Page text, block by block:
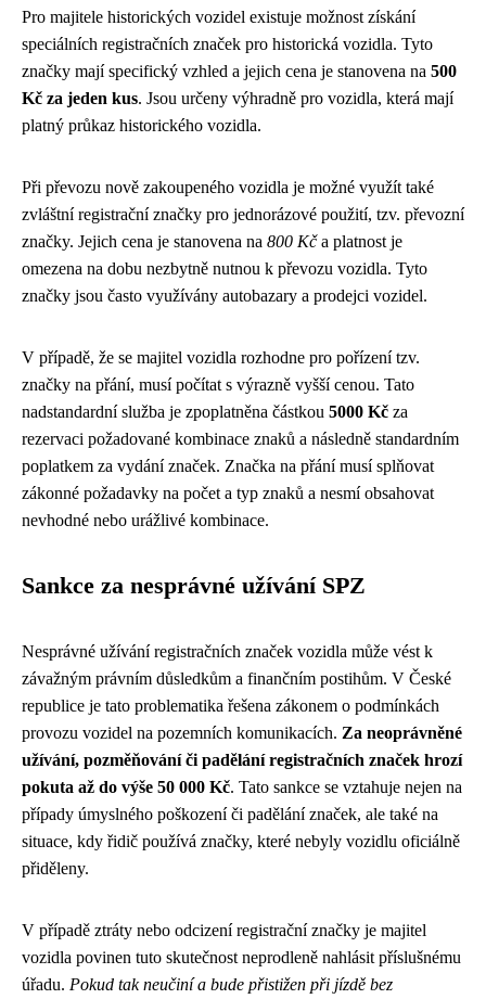
Pro majitele historických vozidel existuje možnost získání
speciálních registračních značek pro historická vozidla. Tyto
značky mají specifický vzhled a jejich cena je stanovena na 500
Kč za jeden kus. Jsou určeny výhradně pro vozidla, která mají
platný průkaz historického vozidla.
Při převozu nově zakoupeného vozidla je možné využít také
zvláštní registrační značky pro jednorázové použití, tzv. převozní
značky. Jejich cena je stanovena na 800 Kča platnost je
omezena na dobu nezbytně nutnou k převozu vozidla. Tyto
značky jsou často využívány autobazary a prodejci vozidel.
V případě, že se majitel vozidla rozhodne pro pořízení tzv.
značky na přání, musí počítat s výrazně vyšší cenou. Tato
nadstandardní služba je zpoplatněna částkou 5000 Kč za
rezervaci požadované kombinace znaků a následně standardním
poplatkem za vydání značek. Značka na přání musí splňovat
zákonné požadavky na počet a typ znaků a nesmí obsahovat
nevhodné nebo urážlivé kombinace.
Sankce za nesprávné užívání SPZ
Nesprávné užívání registračních značek vozidla může vést k
závažným právním důsledkům a finančním postihům. V České
republice je tato problematika řešena zákonem o podmínkách
provozu vozidel na pozemních komunikacích. Za neoprávněné
užívání, pozměňování či padělání registračních značek hrozí
pokuta až do výše 50 000 Kč. Tato sankce se vztahuje nejen na
případy úmyslného poškození či padělání značek, ale také na
situace, kdy řidič používá značky, které nebyly vozidlu oficiálně
přiděleny.
V případě ztráty nebo odcizení registrační značky je majitel
vozidla povinen tuto skutečnost neprodleně nahlásit příslušnému
úřadu. Pokud tak neučiní a bude přistižen při jízdě bez